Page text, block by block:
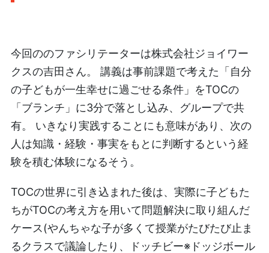
今回ののファシリテーターは株式会社ジョイワー
クスの吉田さん。 講義は事前課題で考えた「自分
の子どもが一生幸せに過ごせる条件」をTOCの
「ブランチ」に3分で落とし込み、グループで共
有。 いきなり実践することにも意味があり、次の
人は知識・経験・事実をもとに判断するという経
験を積む体験になるそう。
TOCの世界に引き込まれた後は、実際に子どもた
ちがTOCの考え方を用いて問題解決に取り組んだ
ケース(やんちゃな子が多くて授業がたびたび止ま
るクラスで議論したり、ドッチビー※ドッジボール